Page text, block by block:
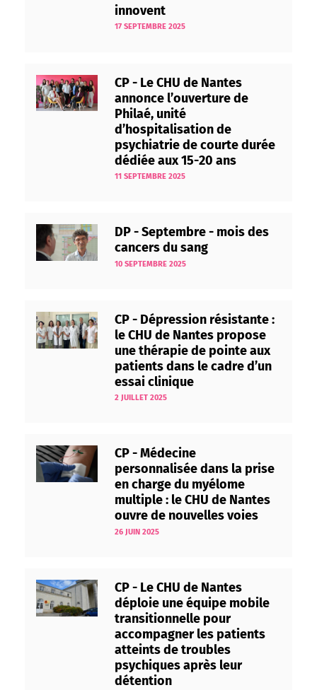
innovent
17 SEPTEMBRE 2025
CP - Le CHU de Nantes
annonce l’ouverture de
Philaé, unité
d’hospitalisation de
psychiatrie de courte durée
dédiée aux 15-20 ans
11 SEPTEMBRE 2025
DP - Septembre - mois des
cancers du sang
10 SEPTEMBRE 2025
CP - Dépression résistante :
le CHU de Nantes propose
une thérapie de pointe aux
patients dans le cadre d’un
essai clinique
2 JUILLET 2025
CP - Médecine
personnalisée dans la prise
en charge du myélome
multiple : le CHU de Nantes
ouvre de nouvelles voies
26 JUIN 2025
CP - Le CHU de Nantes
déploie une équipe mobile
transitionnelle pour
accompagner les patients
atteints de troubles
psychiques après leur
détention